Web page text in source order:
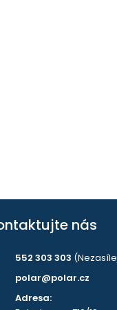
nás
552 303 303
polar@polar.cz
Adresa: